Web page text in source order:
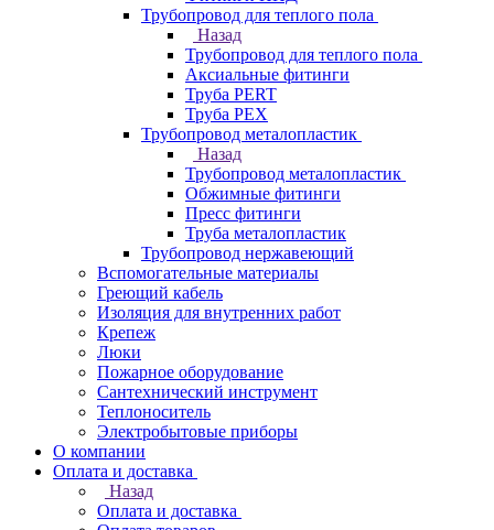
Трубопровод для теплого пола
Назад
Трубопровод для теплого пола
Аксиальные фитинги
Труба PERT
Труба PEX
Трубопровод металопластик
Назад
Трубопровод металопластик
Обжимные фитинги
Пресс фитинги
Труба металопластик
Трубопровод нержавеющий
Вспомогательные материалы
Греющий кабель
Изоляция для внутренних работ
Крепеж
Люки
Пожарное оборудование
Сантехнический инструмент
Теплоноситель
Электробытовые приборы
О компании
Оплата и доставка
Назад
Оплата и доставка